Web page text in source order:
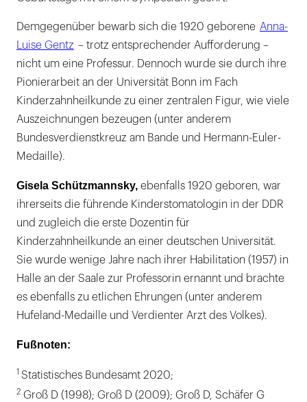
Demgegenüber bewarb sich die 1920 geborene Anna-
Luise Gentz – trotz entsprechender Aufforderung –
nicht um eine Professur. Dennoch wurde sie durch ihre
Pionierarbeit an der Universität Bonn im Fach
Kinderzahnheilkunde zu einer zentralen Figur, wie viele
Auszeichnungen bezeugen (unter anderem
Bundesverdienstkreuz am Bande und Hermann-Euler-
Medaille).
Gisela Schützmannsky, ebenfalls 1920 geboren, war
ihrerseits die führende Kinderstomatologin in der DDR
und zugleich die erste Dozentin für
Kinderzahnheilkunde an einer deutschen Universität.
Sie wurde wenige Jahre nach ihrer Habilitation (1957) in
Halle an der Saale zur Professorin ernannt und brachte
es ebenfalls zu etlichen Ehrungen (unter anderem
Hufeland-Medaille und Verdienter Arzt des Volkes).
Fußnoten:
1 Statistisches Bundesamt 2020;
2 Groß D (1998); Groß D (2009); Groß D, Schäfer G